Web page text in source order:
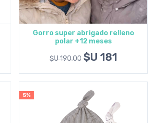
Agregar al carrito
Gorro super abrigado relleno
polar +12 meses
$U 190.00 $U 181
5%